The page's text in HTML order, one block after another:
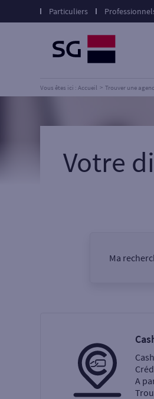
Particuliers
Vous êtes ici : Accueil Trouver une
Votre
Ma
Ma
A